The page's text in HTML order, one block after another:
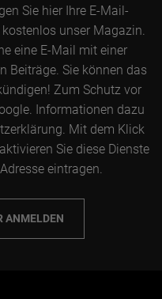
Sie hier Ihre E-Mail-
unser Magazin.
eine E-Mail mit einer
Beiträge. Sie können das
Zum Schutz vor
Informationen dazu
Mit dem Klick
Sie diese Dienste
eintragen.
ANMELDEN